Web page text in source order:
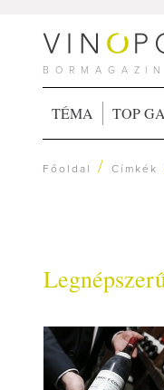
TÉMA TOP
Főoldal /Címkék